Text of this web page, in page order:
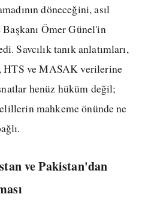
döneceğini, asıl
Ömer Günel'in
Savcılık tanık anlatımları,
HTS ve MASAK verilerine
henüz hüküm değil;
mahkeme önünde ne
ve Pakistan'dan